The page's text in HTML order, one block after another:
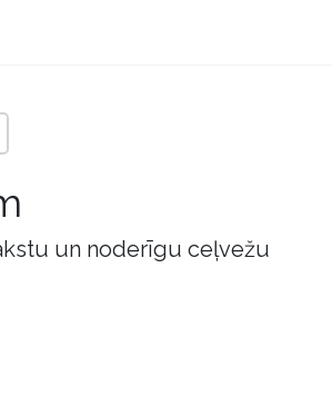
un noderīgu ceļvežu